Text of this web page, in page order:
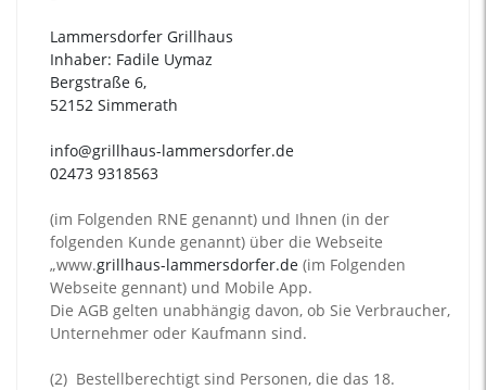
Lammersdorfer Grillhaus
Inhaber: Fadile Uymaz
Bergstraße 6,
52152 Simmerath
info@grillhaus-lammersdorfer.de
02473 9318563
(im Folgenden RNE genannt) und Ihnen (in der
folgenden Kunde genannt) über die Webseite
„www.grillhaus-lammersdorfer.de (im Folgenden
Webseite gennant) und Mobile App.
Die AGB gelten unabhängig davon, ob Sie Verbraucher,
Unternehmer oder Kaufmann sind.
(2) Bestellberechtigt sind Personen, die das 18.